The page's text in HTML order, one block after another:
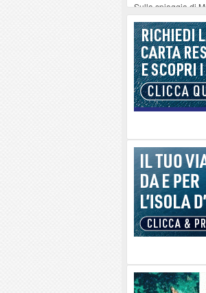
Sulla spiaggia di
Rotta Elba–Bali: il
Il 9 e 11 agosto,
Danilo Casali,